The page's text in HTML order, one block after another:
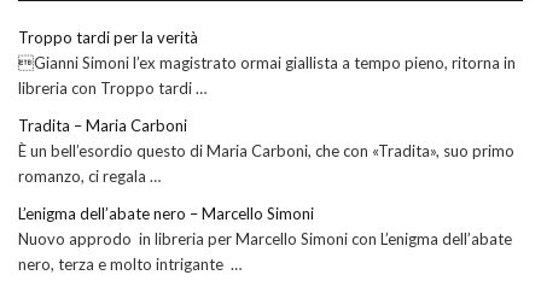
Troppo tardi per la verità
Gianni Simoni l’ex magistrato ormai giallista a tempo pieno, ritorna in
libreria con Troppo tardi …
Tradita – Maria Carboni
È un bell’esordio questo di Maria Carboni, che con «Tradita», suo primo
romanzo, ci regala …
L’enigma dell’abate nero – Marcello Simoni
Nuovo approdo in libreria per Marcello Simoni con L’enigma dell’abate
nero, terza e molto intrigante …